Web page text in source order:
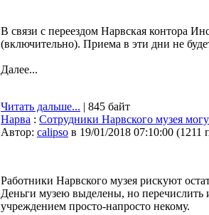
В связи с переездом Нарвская контора
(включительно). Приема в эти дни не
Далее...
Читать дальше... | 845 байт
Нарва : Сотрудники Нарвского музея
Автор: calipso в 19/01/2018 07:10:00 (1211
Работники Нарвского музея рискуют
Деньги музею выделены, но
учреждением просто-напросто некому.